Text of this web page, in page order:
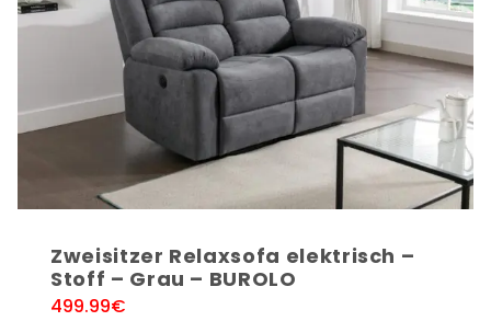
Zweisitzer Relaxsofa elektrisch –
Stoff – Grau – BUROLO
499.99€